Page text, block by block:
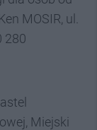
MOSIR, ul.
280
Miejski